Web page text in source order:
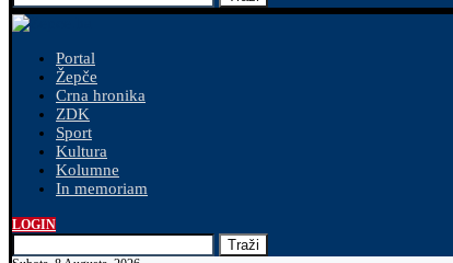
Portal
Žepče
Crna hronika
ZDK
Sport
Kultura
Kolumne
In memoriam
LOGIN
Traži